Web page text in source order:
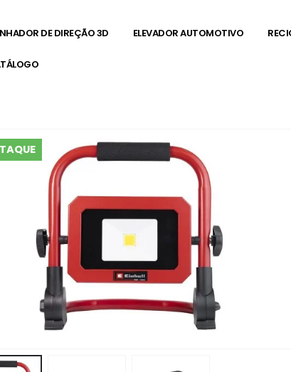
DE DIREÇÃO 3D ELEVADOR AUTOMOTIVO